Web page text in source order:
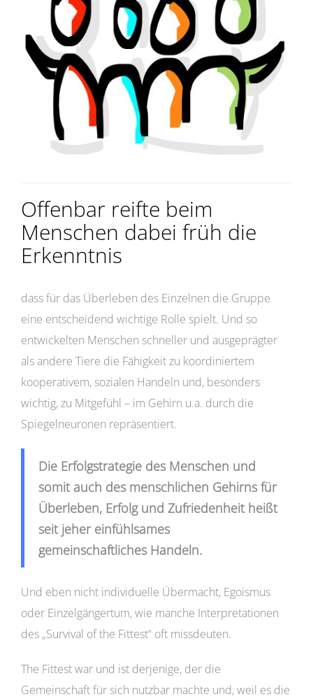
Offenbar reifte beim
Menschen dabei früh die
Erkenntnis
dass für das Überleben des Einzelnen die Gruppe
eine entscheidend wichtige Rolle spielt. Und so
entwickelten Menschen schneller und ausgeprägter
als andere Tiere die Fähigkeit zu koordiniertem
kooperativem, sozialen Handeln und, besonders
wichtig, zu Mitgefühl – im Gehirn u.a. durch die
Spiegelneuronen repräsentiert.
Die Erfolgstrategie des Menschen und
somit auch des menschlichen Gehirns für
Überleben, Erfolg und Zufriedenheit heißt
seit jeher einfühlsames
gemeinschaftliches Handeln.
Und eben nicht individuelle Übermacht, Egoismus
oder Einzelgängertum, wie manche Interpretationen
des „Survival of the Fittest“ oft missdeuten.
The Fittest war und ist derjenige, der die
Gemeinschaft für sich nutzbar machte und, weil es die